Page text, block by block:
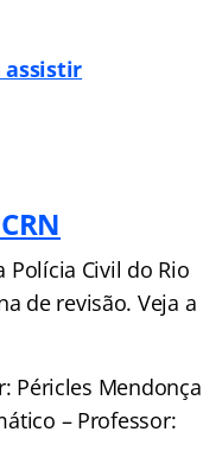
assistir
Polícia Civil do Rio
de revisão. Veja a
Péricles Mendonça
– Professor: